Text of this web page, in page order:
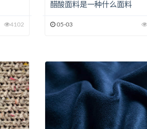
4102
醋酸面料是一种什么面料
05-03